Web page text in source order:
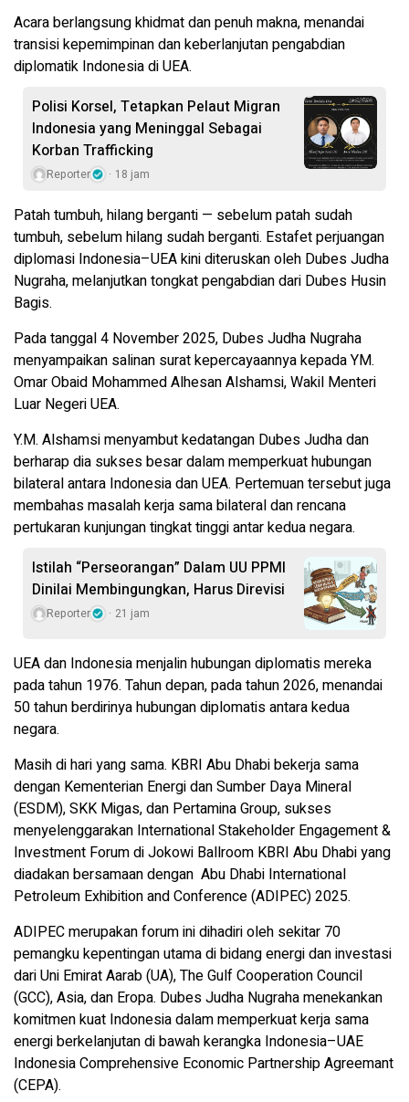
Acara berlangsung khidmat dan penuh makna, menandai
transisi kepemimpinan dan keberlanjutan pengabdian
diplomatik Indonesia di UEA.
Polisi Korsel, Tetapkan Pelaut Migran
Indonesia yang Meninggal Sebagai
Korban Trafficking
Reporter 18 jam
Patah tumbuh, hilang berganti — sebelum patah sudah
tumbuh, sebelum hilang sudah berganti. Estafet perjuangan
diplomasi Indonesia–UEA kini diteruskan oleh Dubes Judha
Nugraha, melanjutkan tongkat pengabdian dari Dubes Husin
Bagis.
Pada tanggal 4 November 2025, Dubes Judha Nugraha
menyampaikan salinan surat kepercayaannya kepada YM.
Omar Obaid Mohammed Alhesan Alshamsi, Wakil Menteri
Luar Negeri UEA.
Y.M. Alshamsi menyambut kedatangan Dubes Judha dan
berharap dia sukses besar dalam memperkuat hubungan
bilateral antara Indonesia dan UEA. Pertemuan tersebut juga
membahas masalah kerja sama bilateral dan rencana
pertukaran kunjungan tingkat tinggi antar kedua negara.
Istilah “Perseorangan” Dalam UU PPMI
Dinilai Membingungkan, Harus Direvisi
Reporter 21 jam
UEA dan Indonesia menjalin hubungan diplomatis mereka
pada tahun 1976. Tahun depan, pada tahun 2026, menandai
50 tahun berdirinya hubungan diplomatis antara kedua
negara.
Masih di hari yang sama. KBRI Abu Dhabi bekerja sama
dengan Kementerian Energi dan Sumber Daya Mineral
(ESDM), SKK Migas, dan Pertamina Group, sukses
menyelenggarakan International Stakeholder Engagement &
Investment Forum di Jokowi Ballroom KBRI Abu Dhabi yang
diadakan bersamaan dengan Abu Dhabi International
Petroleum Exhibition and Conference (ADIPEC) 2025.
ADIPEC merupakan forum ini dihadiri oleh sekitar 70
pemangku kepentingan utama di bidang energi dan investasi
dari Uni Emirat Aarab (UA), The Gulf Cooperation Council
(GCC), Asia, dan Eropa. Dubes Judha Nugraha menekankan
komitmen kuat Indonesia dalam memperkuat kerja sama
energi berkelanjutan di bawah kerangka Indonesia–UAE
Indonesia Comprehensive Economic Partnership Agreemant
(CEPA).